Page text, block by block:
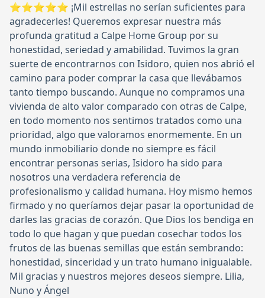
⭐️⭐️⭐️⭐️⭐️ ¡Mil estrellas no serían suficientes para
agradecerles! Queremos expresar nuestra más
profunda gratitud a Calpe Home Group por su
honestidad, seriedad y amabilidad. Tuvimos la gran
suerte de encontrarnos con Isidoro, quien nos abrió el
camino para poder comprar la casa que llevábamos
tanto tiempo buscando. Aunque no compramos una
vivienda de alto valor comparado con otras de Calpe,
en todo momento nos sentimos tratados como una
prioridad, algo que valoramos enormemente. En un
mundo inmobiliario donde no siempre es fácil
encontrar personas serias, Isidoro ha sido para
nosotros una verdadera referencia de
profesionalismo y calidad humana. Hoy mismo hemos
firmado y no queríamos dejar pasar la oportunidad de
darles las gracias de corazón. Que Dios los bendiga en
todo lo que hagan y que puedan cosechar todos los
frutos de las buenas semillas que están sembrando:
honestidad, sinceridad y un trato humano inigualable.
Mil gracias y nuestros mejores deseos siempre. Lilia,
Nuno y Ángel